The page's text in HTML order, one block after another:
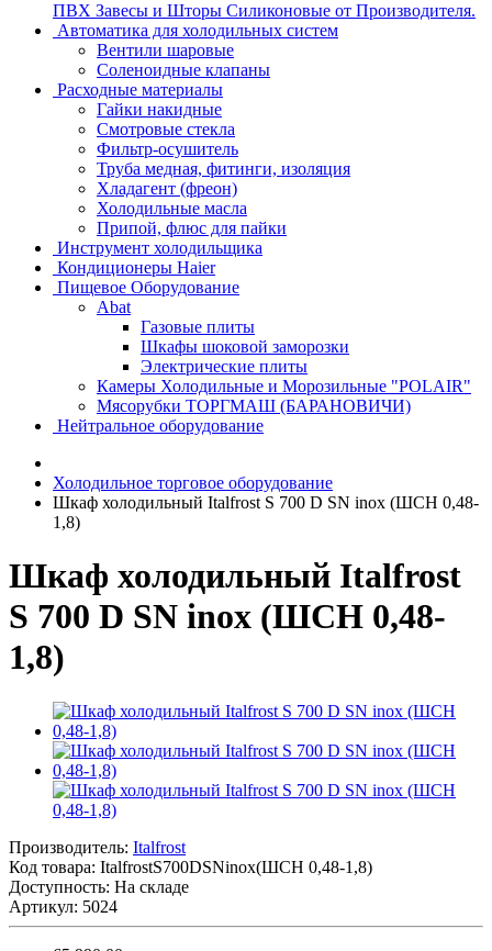
ПВХ Завесы и Шторы Силиконовые от Производителя.
Автоматика для холодильных систем
Вентили шаровые
Соленоидные клапаны
Расходные материалы
Гайки накидные
Смотровые стекла
Фильтр-осушитель
Труба медная, фитинги, изоляция
Хладагент (фреон)
Холодильные масла
Припой, флюс для пайки
Инструмент холодильщика
Кондиционеры Haier
Пищевое Оборудование
Abat
Газовые плиты
Шкафы шоковой заморозки
Электрические плиты
Камеры Холодильные и Морозильные "POLAIR"
Мясорубки ТОРГМАШ (БАРАНОВИЧИ)
Нейтральное оборудование
Холодильное торговое оборудование
Шкаф холодильный Italfrost S 700 D SN inox (ШСН 0,48-
1,8)
Шкаф холодильный Italfrost
S 700 D SN inox (ШСН 0,48-
1,8)
Производитель: Italfrost
Код товара: ItalfrostS700DSNinox(ШСН 0,48-1,8)
Доступность: На складе
Артикул: 5024